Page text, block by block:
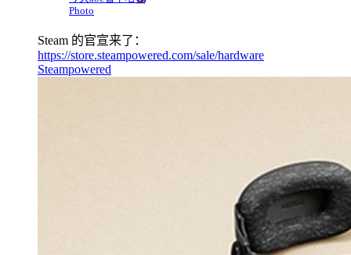
Photo
Steam 的官宣来了：
https://store.steampowered.com/sale/hardware
Steampowered